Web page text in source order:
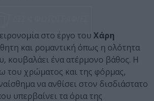
στο έργο του Χάρη
και ρομαντική όπως η ολότητα
κουβαλάει ένα ατέρμονο βάθος. Η
του χρώματος και της φόρμας,
να ανθίσει στον δισδιάστατο
υπερβαίνει τα όρια της